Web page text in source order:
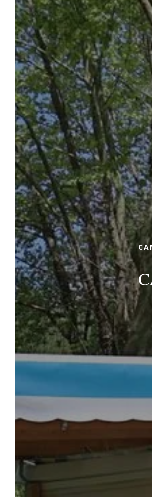
CAMPINGPLATZ ETANG
Buchen
Marie, Cyril und ihre drei
Ihnen die Türen ihres
Familiencampingplatzes im
Landes. Natur, komfortable
hochwertige Dienstleistungen
Aufenthalt auf Camping
bereichern. Wählen Sie Ihre
wählen Sie Ihre Unterkunft
sich auf den Weg in die Landes!